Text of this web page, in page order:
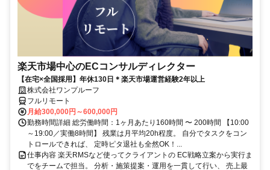
楽天市場中心のECコンサルディレクター
【在宅×全国採用】年休130日＊楽天市場運営経験2年以上
株式会社ワンプルーフ
フルリモート
月給300,000円～600,000円
勤務時間詳細 総労働時間：1ヶ月あたり160時間 〜 200時間 【10:00
～19:00／実働8時間】 残業は月平均20h程度。 自分でタスクをコン
トロールできれば、 定時ピタ退社も全然OK！...
仕事内容 楽天RMSなど使ってクライアントの EC戦略立案から実行ま
でをチームで担当。 分析・施策提案・運用を一貫して行い、 売上最